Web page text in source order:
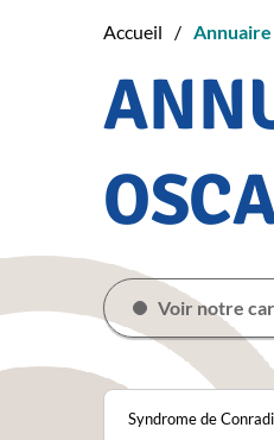
Accueil Annuaire
Voir notre
Rechercher
Pathologie